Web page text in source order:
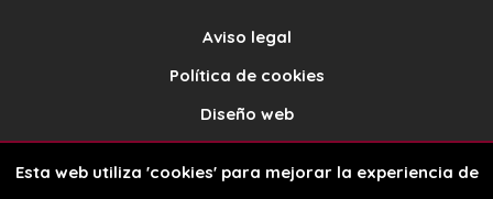
Aviso legal
Política de cookies
Diseño web
Esta web utiliza 'cookies' para mejorar la experiencia de